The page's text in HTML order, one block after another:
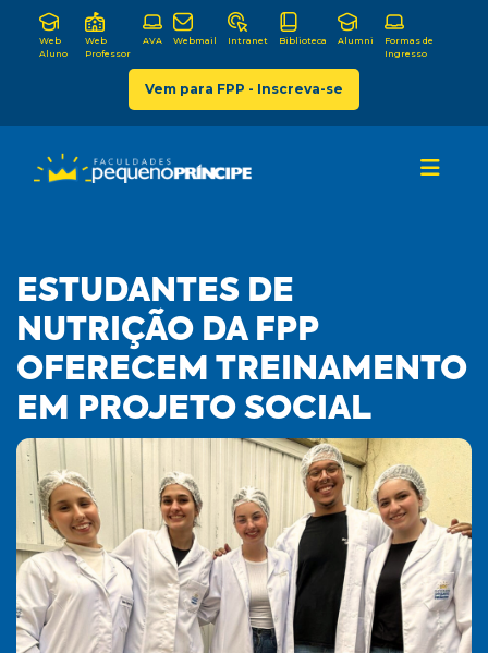
Web
Aluno
Web
Professor
AVA Webmail Intranet Biblioteca Alumni
Formas de
Ingresso
Vem para FPP - Inscreva-se
ESTUDANTES DE
NUTRIÇÃO DA FPP
OFERECEM TREINAMENTO
EM PROJETO SOCIAL